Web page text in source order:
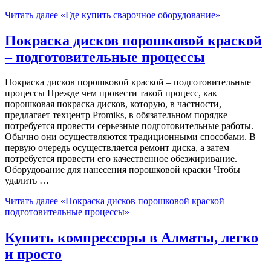
Читать далее «Где купить сварочное оборудование»
Покраска дисков порошковой краской
– подготовительные процессы
Покраска дисков порошковой краской – подготовительные
процессы Прежде чем провести такой процесс, как
порошковая покраска дисков, которую, в частности,
предлагает техцентр Promiks, в обязательном порядке
потребуется провести серьезные подготовительные работы.
Обычно они осуществляются традиционными способами. В
первую очередь осуществляется ремонт диска, а затем
потребуется провести его качественное обезжиривание.
Оборудование для нанесения порошковой краски Чтобы
удалить …
Читать далее «Покраска дисков порошковой краской –
подготовительные процессы»
Купить компрессоры в Алматы, легко
и просто